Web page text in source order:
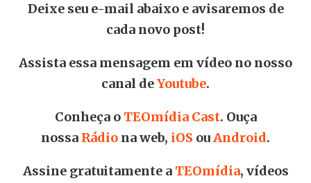
Deixe seu e-mail abaixo e avisaremos de
cada novo post!
Assista essa mensagem em vídeo no nosso
canal deYoutube.
Conheça o TEOmídia Cast. Ouça
nossa Rádio na web, iOS ouAndroid.
Assine gratuitamente a TEOmídia, vídeos